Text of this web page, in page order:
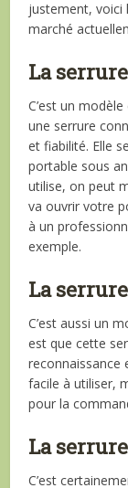
justement, voici
marché
La
C’est un
une serrure
et fiabilité. Elle
portable sous
utilise, on peut
va ouvrir votre
à un
exemple.
La
C’est aussi un
est que cette
reconnaissance
facile à utiliser,
pour la
La
C’est